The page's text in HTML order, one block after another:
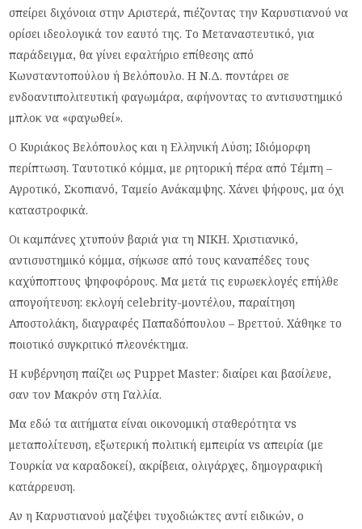
σπείρει διχόνοια στην Αριστερά, πιέζοντας την Καρυστιανού να
ορίσει ιδεολογικά τον εαυτό της. Το Μεταναστευτικό, για
παράδειγμα, θα γίνει εφαλτήριο επίθεσης από
Κωνσταντοπούλου ή Βελόπουλο. Η Ν.Δ. ποντάρει σε
ενδοαντιπολιτευτική φαγωμάρα, αφήνοντας το αντισυστημικό
μπλοκ να «φαγωθεί».
Ο Κυριάκος Βελόπουλος και η Ελληνική Λύση; Ιδιόμορφη
περίπτωση. Ταυτοτικό κόμμα, με ρητορική πέρα από Τέμπη –
Αγροτικό, Σκοπιανό, Ταμείο Ανάκαμψης. Χάνει ψήφους, μα όχι
καταστροφικά.
Οι καμπάνες χτυπούν βαριά για τη ΝΙΚΗ. Χριστιανικό,
αντισυστημικό κόμμα, σήκωσε από τους καναπέδες τους
καχύποπτους ψηφοφόρους. Μα μετά τις ευρωεκλογές επήλθε
απογοήτευση: εκλογή celebrity-μοντέλου, παραίτηση
Αποστολάκη, διαγραφές Παπαδόπουλου – Βρεττού. Χάθηκε το
ποιοτικό συγκριτικό πλεονέκτημα.
Η κυβέρνηση παίζει ως Puppet Master: διαίρει και βασίλευε,
σαν τον Μακρόν στη Γαλλία.
Μα εδώ τα αιτήματα είναι οικονομική σταθερότητα vs
μεταπολίτευση, εξωτερική πολιτική εμπειρία vs απειρία (με
Τουρκία να καραδοκεί), ακρίβεια, ολιγάρχες, δημογραφική
κατάρρευση.
Αν η Καρυστιανού μαζέψει τυχοδιώκτες αντί ειδικών, ο